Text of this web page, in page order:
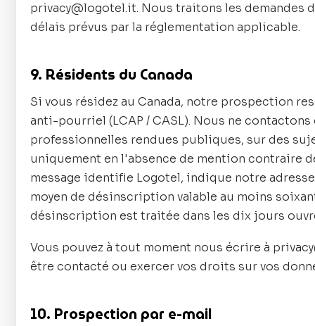
privacy@logotel.it. Nous traitons les demandes
délais prévus par la réglementation applicable.
9. Résidents du Canada
Si vous résidez au Canada, notre prospection
anti-pourriel (LCAP / CASL). Nous ne contactons
professionnelles rendues publiques, sur des
uniquement en l'absence de mention contraire
message identifie Logotel, indique notre
moyen de désinscription valable au moins
désinscription est traitée dans les dix jours
Vous pouvez à tout moment nous écrire à
être contacté ou exercer vos droits sur vos
10. Prospection par e-mail